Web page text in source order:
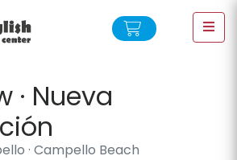
· Nueva
· Campello Beach